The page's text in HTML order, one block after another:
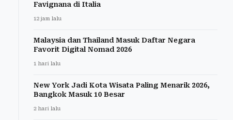
Favignana di Italia
12 jam lalu
Malaysia dan Thailand Masuk Daftar Negara
Favorit Digital Nomad 2026
1 hari lalu
New York Jadi Kota Wisata Paling Menarik 2026,
Bangkok Masuk 10 Besar
2 hari lalu